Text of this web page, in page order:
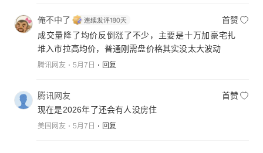
也可以（3万一平方米*7层=21万每平方米，使用率9
5%左右）地是值钱的只有钢筋水泥不值钱，我们拭目
以待吧[比心][比心] 核心地段的别墅不但有像古董一样
有收藏价值（包括高比例赔付拆迁预期）也有出租回
报率较高的优势……超过10年的超高层以后都会慢慢
俺不中了
首赞
成交量降了均价反倒涨了不少，主要是十万加豪宅扎
堆入市拉高均价，普通刚需盘价格其实没太大波动
腾讯网友 5月7日 回复
腾讯网友
首赞
现在是2026年了还会有人没房住
美国网友 5月7日 回复